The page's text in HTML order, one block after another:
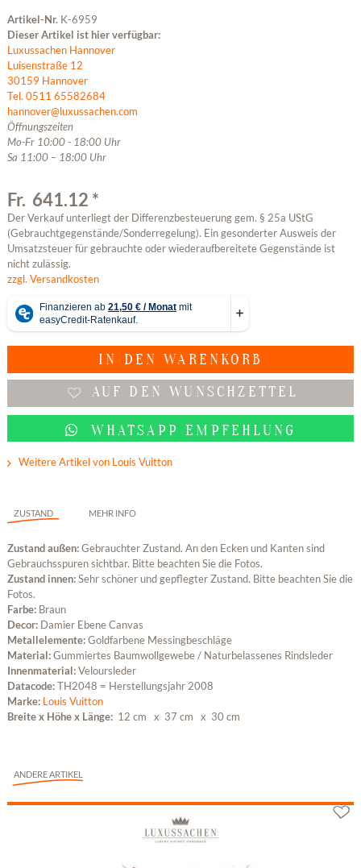
Artikel-Nr. K-6959
Dieser Artikel ist hier verfügbar:
Luxussachen Hannover
Luisenstraße 12
30159 Hannover
Tel. 0511 65582684
hannover@luxussachen.com
Öffnungszeiten
Mo-Fr 10:00 - 18:00 Uhr
Sa 11:00 – 18:00 Uhr
Fr. 641.12 *
Der Verkauf unterliegt der Differenzbesteuerung gem. § 25a UStG
(Gebrauchtgegenstände/Sonderregelung). Ein gesonderter Ausweis der
Umsatzsteuer für gebrauchte oder wiederaufbereitete Gegenstände ist
nicht zulässig.
zzgl. Versandkosten
IN DEN WARENKORB
AUF DEN WUNSCHZETTEL
WHATSAPP EMPFEHLUNG
Weitere Artikel von Louis Vuitton
ZUSTAND MEHR INFO
Zustand außen:Gebrauchter Zustand. An den Ecken und Kanten sind
Gebrauchsspuren sichtbar. Bitte beachten Sie die Fotos.
Zustand innen:Sehr schöner und gepflegter Zustand. Bitte beachten Sie die
Fotos.
Farbe: Braun
Decor: Damier Ebene Canvas
Metallelemente:Goldfarbene Messingbeschläge
Material:Gummiertes Baumwollgewebe / Naturbelassenes Rindsleder
Innenmaterial:Veloursleder
Datacode:TH2048 = Herstellungsjahr 2008
Marke: Louis Vuitton
Breite x Höhe x Länge: 12 cm x 37 cm x 30 cm
ANDERE ARTIKEL